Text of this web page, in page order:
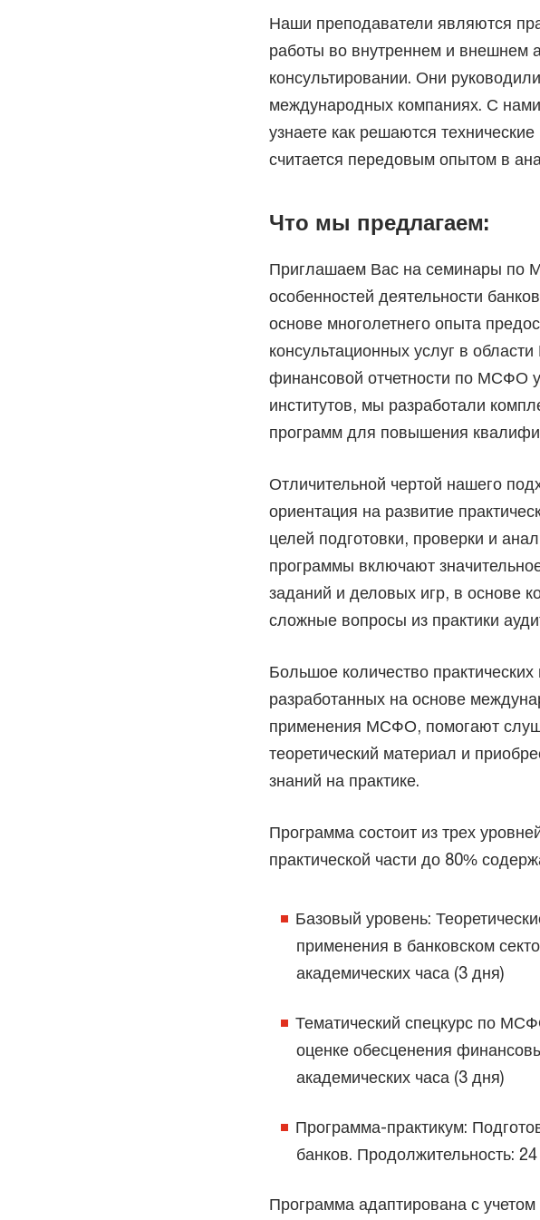
Наши преподаватели являются
работы во внутреннем и внешнем
консультировании. Они
международных компаниях. С
узнаете как решаются
считается передовым опытом в
Что мы предлагаем:
Приглашаем Вас на семинары по
особенностей деятельности
основе многолетнего опыта
консультационных услуг в
финансовой отчетности по МСФО
институтов, мы разработали
программ для повышения
Отличительной чертой нашего
ориентация на развитие
целей подготовки, проверки и
программы включают
заданий и деловых игр, в основе
сложные вопросы из практики
Большое количество
разработанных на основе
применения МСФО, помогают
теоретический материал и
знаний на практике.
Программа состоит из трех
практической части до 80%
Базовый уровень:
применения в банковском
академических часа (3 дня)
Тематический спецкурс по
оценке обесценения
академических часа (3 дня)
Программа-практикум:
банков. Продолжительность:
Программа адаптирована с